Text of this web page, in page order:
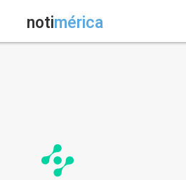
notimérica